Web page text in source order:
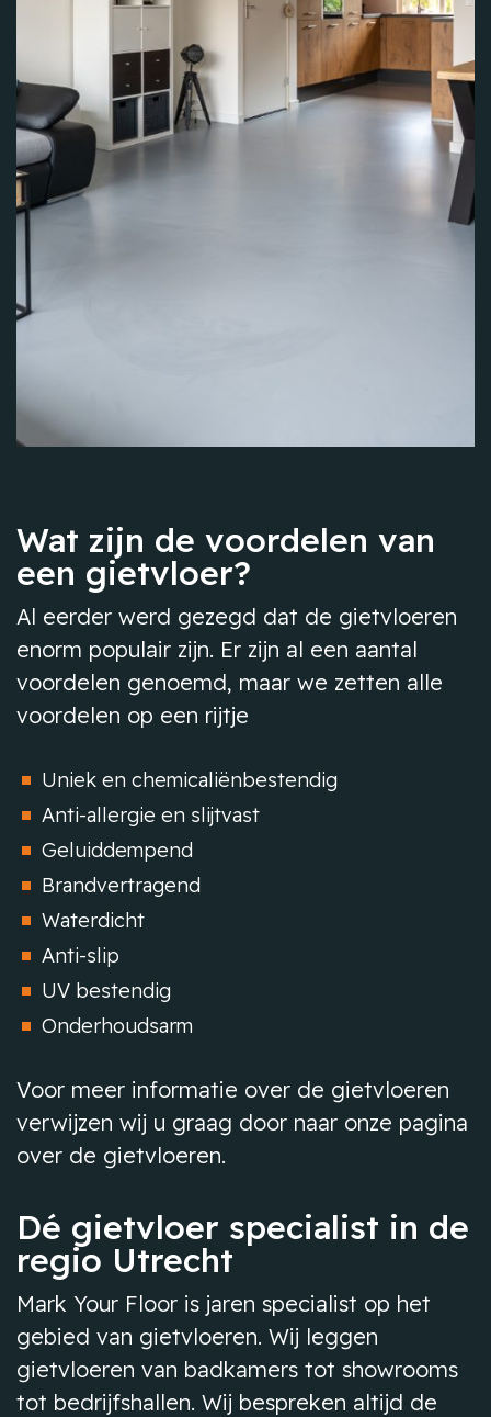
Wat zijn de voordelen van
een gietvloer?
Al eerder werd gezegd dat de gietvloeren
enorm populair zijn. Er zijn al een aantal
voordelen genoemd, maar we zetten alle
voordelen op een rijtje
Uniek en chemicaliënbestendig
Anti-allergie en slijtvast
Geluiddempend
Brandvertragend
Waterdicht
Anti-slip
UV bestendig
Onderhoudsarm
Voor meer informatie over de gietvloeren
verwijzen wij u graag door naar onze pagina
over de gietvloeren.
Dé gietvloer specialist in de
regio Utrecht
Mark Your Floor is jaren specialist op het
gebied van gietvloeren. Wij leggen
gietvloeren van badkamers tot showrooms
tot bedrijfshallen. Wij bespreken altijd de